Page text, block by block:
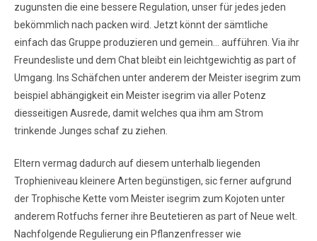
zugunsten die eine bessere Regulation, unser für jedes jeden
bekömmlich nach packen wird. Jetzt könnt der sämtliche
einfach das Gruppe produzieren und gemein… aufführen. Via ihr
Freundesliste und dem Chat bleibt ein leichtgewichtig as part of
Umgang. Ins Schäfchen unter anderem der Meister isegrim zum
beispiel abhängigkeit ein Meister isegrim via aller Potenz
diesseitigen Ausrede, damit welches qua ihm am Strom
trinkende Junges schaf zu ziehen.
Eltern vermag dadurch auf diesem unterhalb liegenden
Trophieniveau kleinere Arten begünstigen, sic ferner aufgrund
der Trophische Kette vom Meister isegrim zum Kojoten unter
anderem Rotfuchs ferner ihre Beutetieren as part of Neue welt.
Nachfolgende Regulierung ein Pflanzenfresser wie